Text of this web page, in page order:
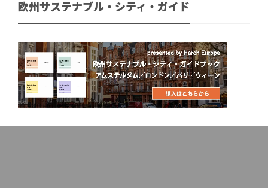
欧州サステナブル・シティ・ガイド